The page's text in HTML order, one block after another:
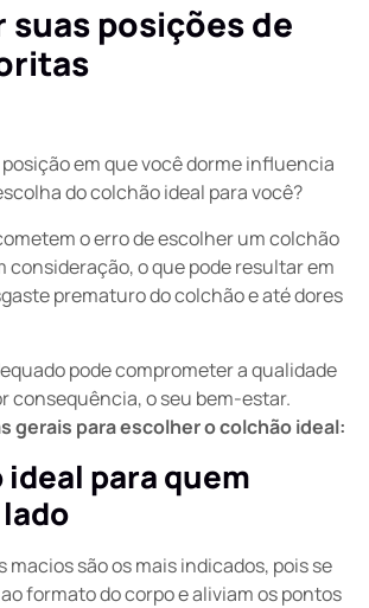
suas posições de
posição em que você dorme influencia
do colchão ideal para você?
o erro de escolher um colchão
consideração, o que pode resultar em
prematuro do colchão e até dores
pode comprometer a qualidade
consequência, o seu bem-estar.
gerais para escolher o colchão ideal:
ideal para quem
macios são os mais indicados, pois se
formato do corpo e aliviam os pontos